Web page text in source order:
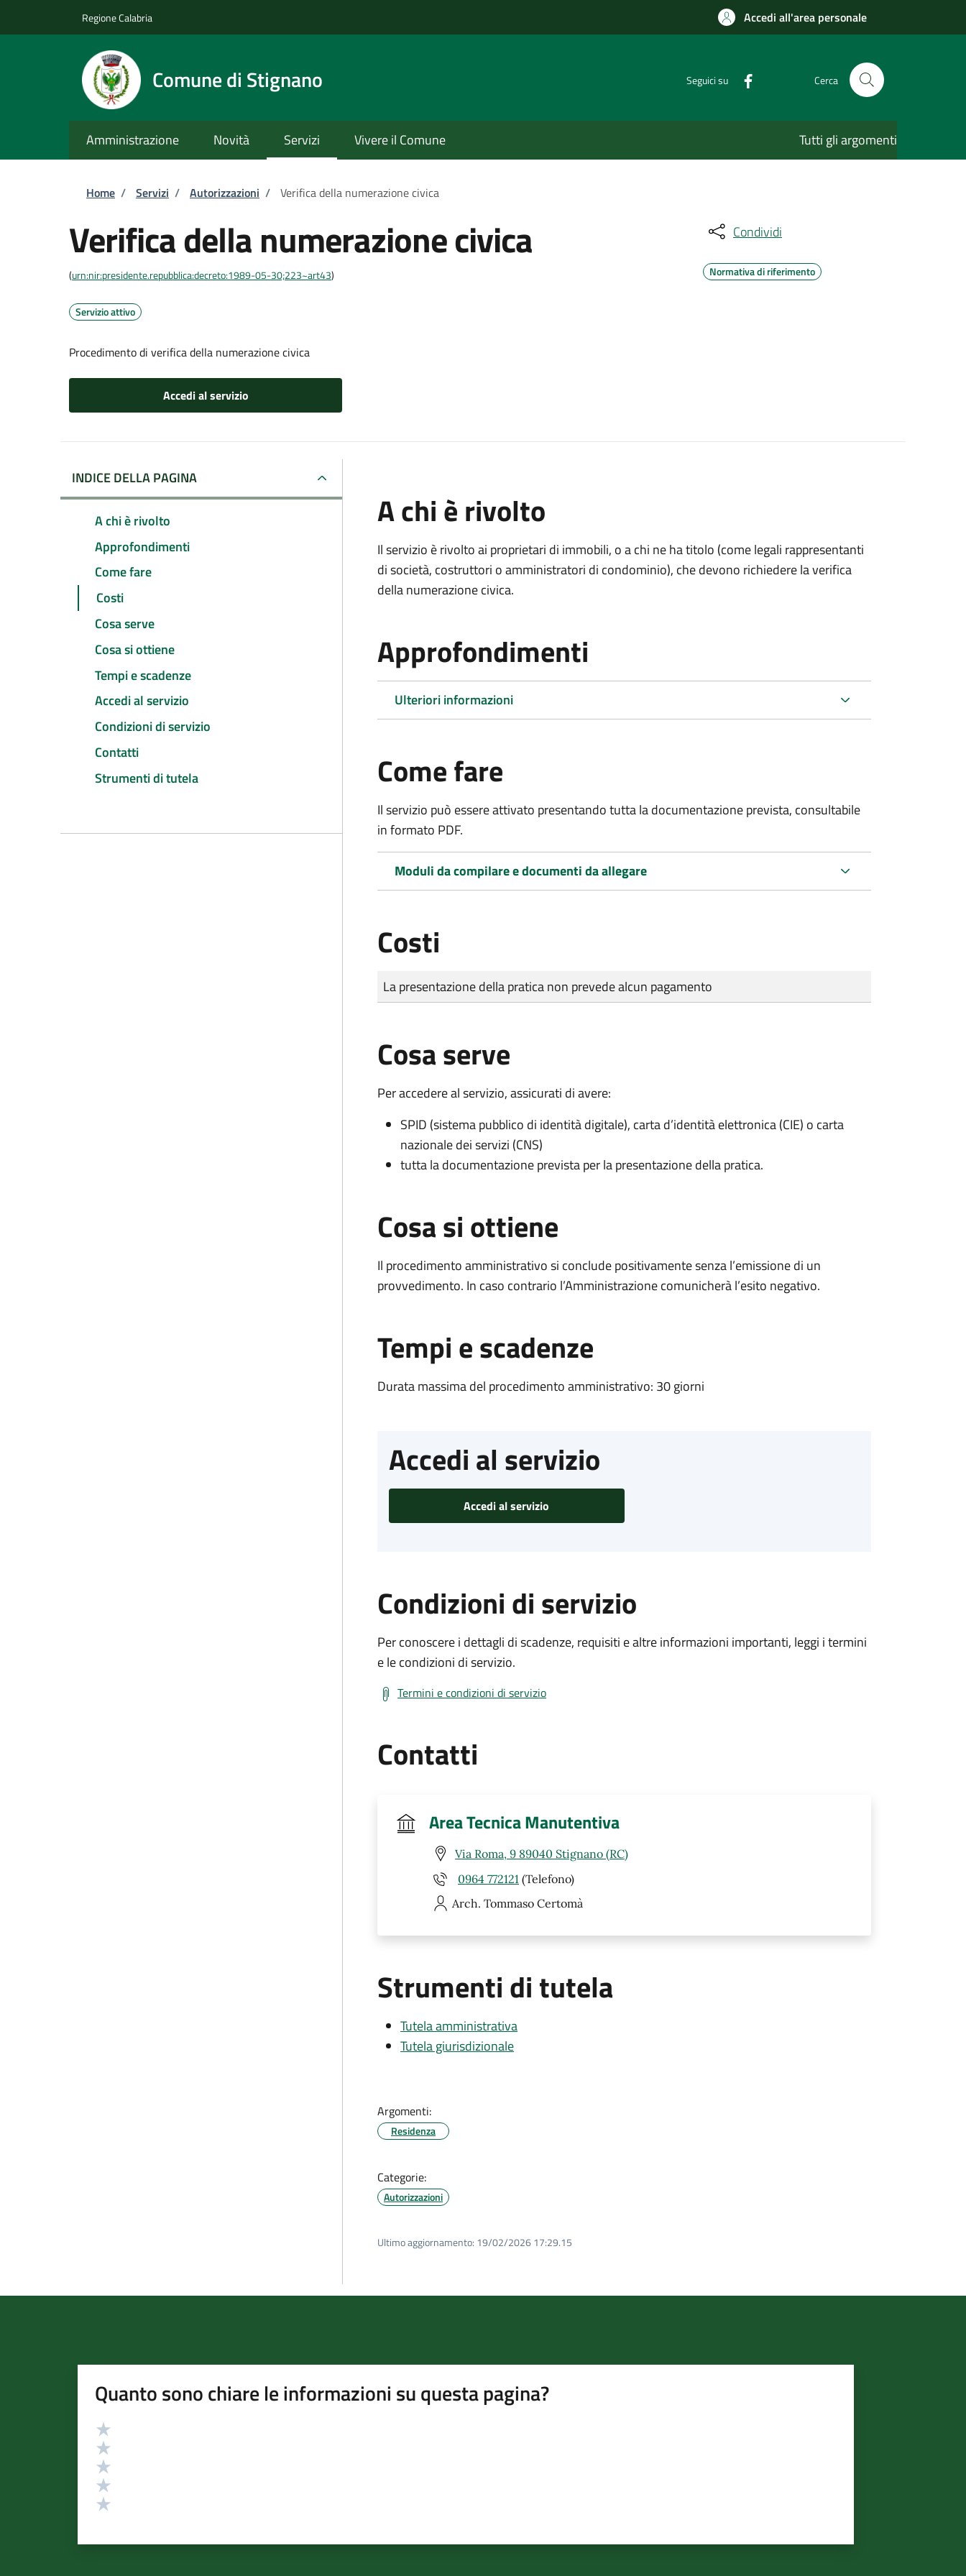
Regione Calabria Accedi all'area personale
Comune di Stignano Seguici su Cerca
Amministrazione Novità Servizi Vivere il Comune Tutti gli argomenti
Briciole di pane
Home / Servizi / Autorizzazioni / Verifica della numerazione civica
Verifica della numerazione civica
(urn:nir:presidente.repubblica:decreto:1989-05-30;223~art43)
Servizio attivo
Procedimento di verifica della numerazione civica
Accedi al servizio
Condividi
Normativa di riferimento
INDICE DELLA PAGINA
A chi è rivolto
Approfondimenti
Come fare
Costi
Cosa serve
Cosa si ottiene
Tempi e scadenze
Accedi al servizio
Condizioni di servizio
Contatti
Strumenti di tutela
A chi è rivolto
Il servizio è rivolto ai proprietari di immobili, o a chi ne ha titolo (come legali rappresentanti
di società, costruttori o amministratori di condominio), che devono richiedere la verifica
della numerazione civica.
Approfondimenti
Ulteriori informazioni
Come fare
Il servizio può essere attivato presentando tutta la documentazione prevista, consultabile
in formato PDF.
Moduli da compilare e documenti da allegare
Costi
Tipo di pagamento
Importo
La presentazione della pratica non prevede alcun pagamento
Cosa serve
Per accedere al servizio, assicurati di avere:
SPID (sistema pubblico di identità digitale), carta d’identità elettronica (CIE) o carta
nazionale dei servizi (CNS)
tutta la documentazione prevista per la presentazione della pratica.
Cosa si ottiene
Il procedimento amministrativo si conclude positivamente senza l’emissione di un
provvedimento. In caso contrario l’Amministrazione comunicherà l’esito negativo.
Tempi e scadenze
Durata massima del procedimento amministrativo: 30 giorni
Accedi al servizio
Accedi al servizio
Condizioni di servizio
Per conoscere i dettagli di scadenze, requisiti e altre informazioni importanti, leggi i termini
e le condizioni di servizio.
Termini e condizioni di servizio
Contatti
Area Tecnica Manutentiva
Via Roma, 9 89040 Stignano (RC)
0964 772121 (Telefono)
Arch. Tommaso Certomà
Strumenti di tutela
Tutela amministrativa
Tutela giurisdizionale
Argomenti:
Residenza
Categorie:
Autorizzazioni
Ultimo aggiornamento: 19/02/2026 17:29.15
Quanto sono chiare le informazioni su questa pagina?
Valutazione